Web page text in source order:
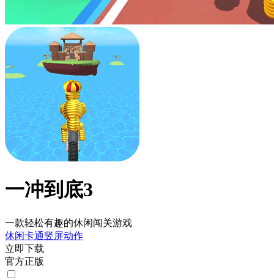
一冲到底3
一款轻松有趣的休闲闯关游戏
休闲卡通竖屏动作
立即下载
官方正版